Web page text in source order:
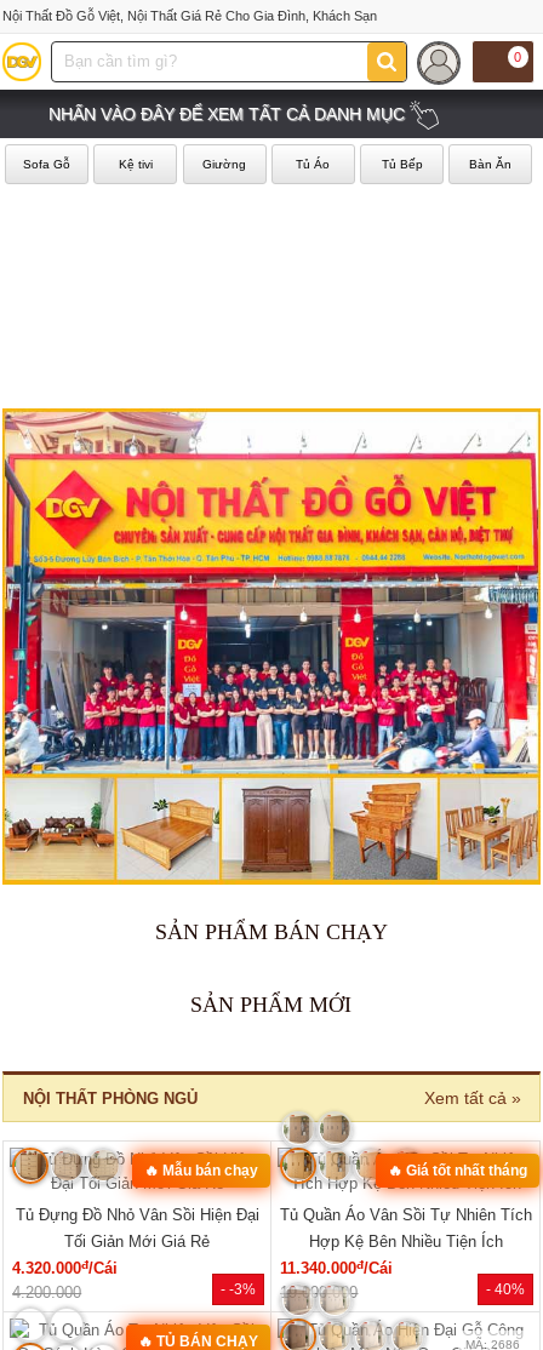
Nội Thất Đồ Gỗ Việt, Nội Thất Giá Rẻ Cho Gia Đình, Khách Sạn
0
NHẤN VÀO ĐÂY ĐỂ XEM TẤT CẢ DANH MỤC
Sofa Gỗ Kệ tivi Giường Tủ Áo Tủ Bếp Bàn Ăn
SẢN PHẨM BÁN CHẠY
SẢN PHẨM MỚI
NỘI THẤT PHÒNG NGỦ Xem tất cả »
- -3%
🔥 Mẫu bán chạy
MÃ: 2168
Tủ Đựng Đồ Nhỏ Vân Sồi Hiện Đại
Tối Giản Mới Giá Rẻ
4.320.000đ/Cái
4.200.000
- 40%
🔥 Giá tốt nhất tháng
MÃ: 2137
Tủ Quần Áo Vân Sồi Tự Nhiên Tích
Hợp Kệ Bên Nhiều Tiện Ích
11.340.000đ/Cái
19.000.000
🔥 TỦ BÁN CHẠY MÃ: 2686